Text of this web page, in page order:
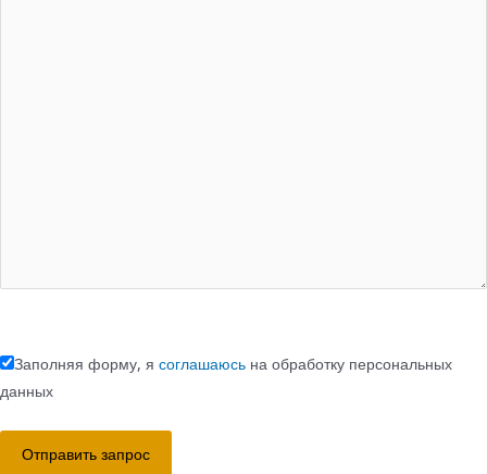
Заполняя форму, я соглашаюсь на обработку персональных
данных